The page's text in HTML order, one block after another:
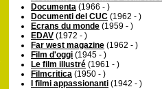
Documenta (1966 - )
Documenti del CUC (1962 - )
Ecrans du monde (1959 - )
EDAV (1972 - )
Far west magazine (1962 - )
Film d'oggi (1945 - )
Le film illustré (1961 - )
Filmcritica (1950 - )
I filmi appassionanti (1942 - )